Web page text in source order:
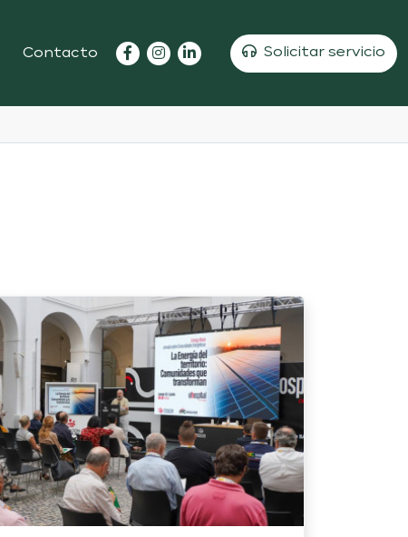
Contacto Solicitar servicio